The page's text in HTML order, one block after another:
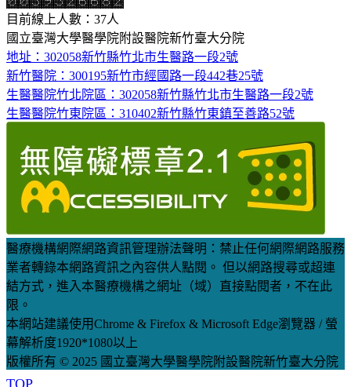
目前線上人數：37人
國立臺灣大學醫學院附設醫院新竹臺大分院
地址：302058新竹縣竹北市生醫路一段2號
新竹醫院：300195新竹市經國路一段442巷25號
生醫醫院竹北院區：302058新竹縣竹北市生醫路一段2號
生醫醫院竹東院區：310402新竹縣竹東鎮至善路52號
醫療機構網際網路資訊管理辦法聲明：禁止任何網際網路服務
業者轉錄本網路資訊之內容供人點閱。 但以網路搜尋或超連
結方式，進入本醫療機構之網址（域）直接點閱者，不在此
限。
本網站建議使用Chrome & Firefox & Microsoft Edge瀏覽器 / 螢
幕解析度1920*1080以上
版權所有 © 2025 國立臺灣大學醫學院附設醫院新竹臺大分院